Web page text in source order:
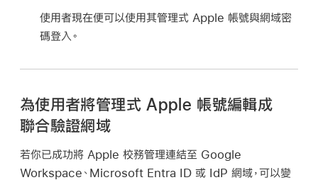
使用者現在便可以使用其管理式 Apple 帳號與網域密
碼登入。
為使用者將管理式 Apple 帳號編輯成
聯合驗證網域
若你已成功將 Apple 校務管理連結至 Google
Workspace、Microsoft Entra ID 或 IdP 網域，可以變